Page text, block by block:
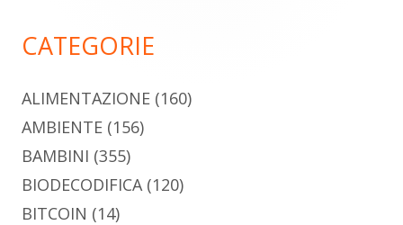
CATEGORIE
ALIMENTAZIONE (160)
AMBIENTE (156)
BAMBINI (355)
BIODECODIFICA(120)
BITCOIN (14)